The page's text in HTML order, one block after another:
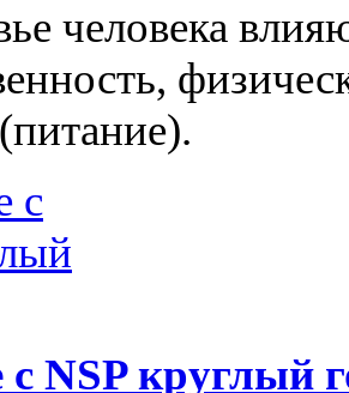
человека
с NSP круглый